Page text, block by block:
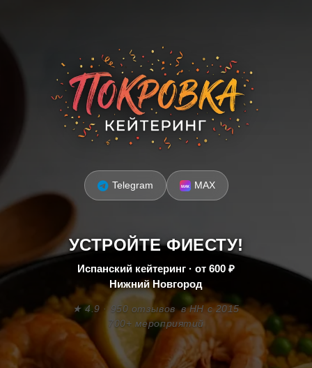
Telegram MAX
УСТРОЙТЕ ФИЕСТУ!
Испанский кейтеринг · от 600 ₽
Нижний Новгород
★ 4.9 · 950 отзывов в НН с 2015
700+ мероприятий